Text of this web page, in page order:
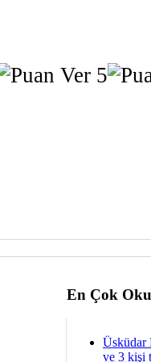
En Çok
Üsküdar
ve 3 kişi